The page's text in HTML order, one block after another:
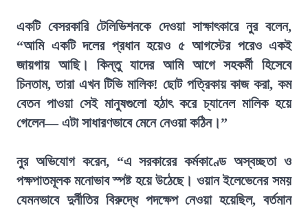
একটি বেসরকারি টেলিভিশনকে দেওয়া সাক্ষাৎকারে নুর বলেন,
“আমি একটি দলের প্রধান হয়েও ৫ আগস্টের পরেও একই
জায়গায় আছি। কিন্তু যাদের আমি আগে সহকর্মী হিসেবে
চিনতাম, তারা এখন টিভি মালিক! ছোট পত্রিকায় কাজ করা, কম
বেতন পাওয়া সেই মানুষগুলো হঠাৎ করে চ্যানেল মালিক হয়ে
গেলেন— এটা সাধারণভাবে মেনে নেওয়া কঠিন।”
নুর অভিযোগ করেন, “এ সরকারের কর্মকাণ্ডে অস্বচ্ছতা ও
পক্ষপাতমূলক মনোভাব স্পষ্ট হয়ে উঠেছে। ওয়ান ইলেভেনের সময়
যেমনভাবে দুর্নীতির বিরুদ্ধে পদক্ষেপ নেওয়া হয়েছিল, বর্তমান